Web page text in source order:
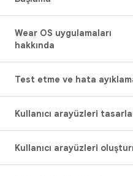
Wear OS uygulamaları
hakkında
Test etme ve hata
Kullanıcı arayüzleri
Kullanıcı arayüzleri